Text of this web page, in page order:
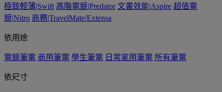
極致輕薄|Swift 高階電競|Predator 文書效能|Aspire 超值電
競|Nitro 商務|TravelMate/Extensa
依用途
電競筆電 商用筆電 學生筆電 日常家用筆電 所有筆電
依尺寸